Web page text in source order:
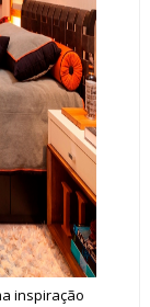
inspiração